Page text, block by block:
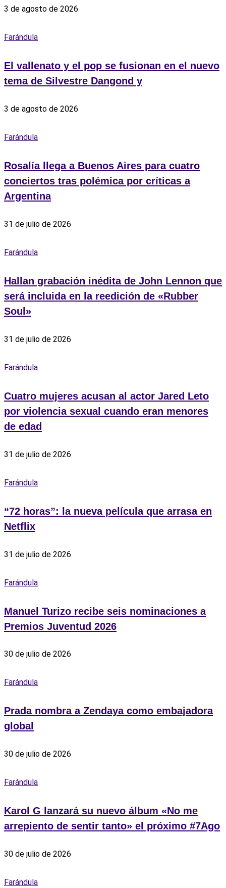
3 de agosto de 2026
Farándula
El vallenato y el pop se fusionan en el nuevo
tema de Silvestre Dangond y
3 de agosto de 2026
Farándula
Rosalía llega a Buenos Aires para cuatro
conciertos tras polémica por críticas a
Argentina
31 de julio de 2026
Farándula
Hallan grabación inédita de John Lennon que
será incluida en la reedición de «Rubber
Soul»
31 de julio de 2026
Farándula
Cuatro mujeres acusan al actor Jared Leto
por violencia sexual cuando eran menores
de edad
31 de julio de 2026
Farándula
“72 horas”: la nueva película que arrasa en
Netflix
31 de julio de 2026
Farándula
Manuel Turizo recibe seis nominaciones a
Premios Juventud 2026
30 de julio de 2026
Farándula
Prada nombra a Zendaya como embajadora
global
30 de julio de 2026
Farándula
Karol G lanzará su nuevo álbum «No me
arrepiento de sentir tanto» el próximo #7Ago
30 de julio de 2026
Farándula